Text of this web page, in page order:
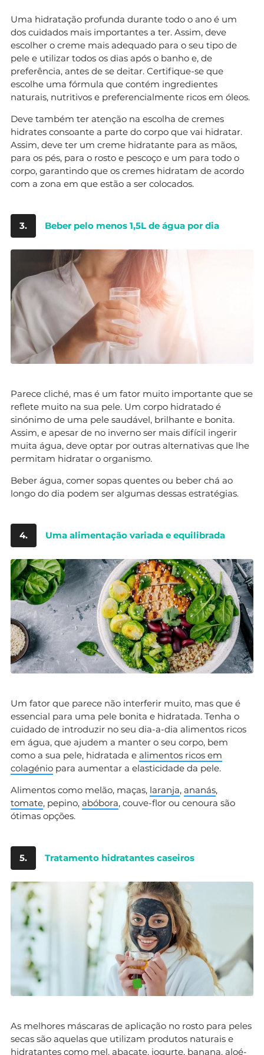
Uma hidratação profunda durante todo o ano é um
dos cuidados mais importantes a ter. Assim, deve
escolher o creme mais adequado para o seu tipo de
pele e utilizar todos os dias após o banho e, de
preferência, antes de se deitar. Certifique-se que
escolhe uma fórmula que contém ingredientes
naturais, nutritivos e preferencialmente ricos em óleos.
Deve também ter atenção na escolha de cremes
hidrates consoante a parte do corpo que vai hidratar.
Assim, deve ter um creme hidratante para as mãos,
para os pés, para o rosto e pescoço e um para todo o
corpo, garantindo que os cremes hidratam de acordo
com a zona em que estão a ser colocados.
3. Beber pelo menos 1,5L de água por dia
Parece cliché, mas é um fator muito importante que se
reflete muito na sua pele. Um corpo hidratado é
sinónimo de uma pele saudável, brilhante e bonita.
Assim, e apesar de no inverno ser mais difícil ingerir
muita água, deve optar por outras alternativas que lhe
permitam hidratar o organismo.
Beber água, comer sopas quentes ou beber chá ao
longo do dia podem ser algumas dessas estratégias.
4. Uma alimentação variada e equilibrada
Um fator que parece não interferir muito, mas que é
essencial para uma pele bonita e hidratada. Tenha o
cuidado de introduzir no seu dia-a-dia alimentos ricos
em água, que ajudem a manter o seu corpo, bem
como a sua pele, hidratada e alimentos ricos em
colagénio para aumentar a elasticidade da pele.
Alimentos como melão, maças, laranja, ananás,
tomate, pepino, abóbora, couve-flor ou cenoura são
ótimas opções.
5. Tratamento hidratantes caseiros
As melhores máscaras de aplicação no rosto para peles
secas são aquelas que utilizam produtos naturais e
hidratantes como mel, abacate, iogurte, banana, aloé-